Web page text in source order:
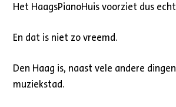
Het HaagsPianoHuis voorziet dus
En dat is niet zo vreemd.
Den Haag is, naast vele andere
muziekstad.